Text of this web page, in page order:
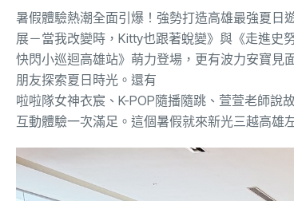
暑假體驗熱潮全面引爆！強勢打造高雄最強夏日
展－當我改變時， Kitty也跟著蛻變》與 《走進史
快閃小巡迴高雄站》萌力登場，更有波力安寶見
朋友探索夏日時光。還有
啦啦隊女神衣宸、 K-POP隨播隨跳、萱萱老師說
互動體驗一次滿足。這個暑假就來新光三越高雄